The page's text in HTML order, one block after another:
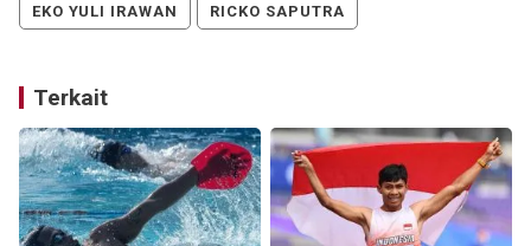
EKO YULI IRAWAN RICKO SAPUTRA
Terkait